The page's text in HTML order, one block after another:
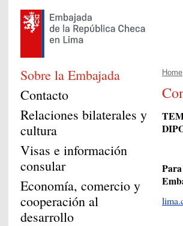
Home
Sobre la Embajada
Contacto
Relaciones bilaterales y
cultura
Visas e información
consular
Economía, comercio y
cooperación al
desarrollo